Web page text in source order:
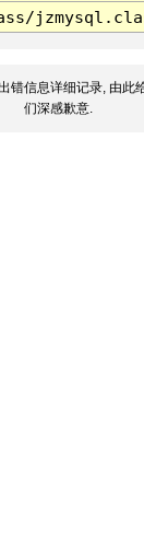
错信息详细记录, 由此
们深感歉意.